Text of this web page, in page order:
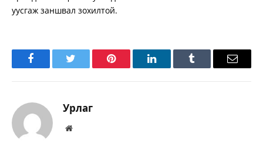
уусгаж заншвал зохилтой.
FacebookTwitter Pinterest LinkedInTumblr Имэйл
Урлаг
Вэбсайт